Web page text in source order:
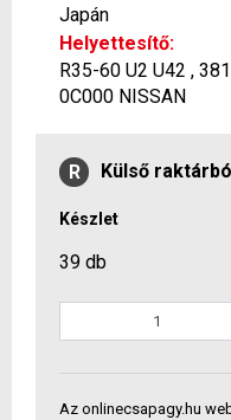
Japán
Helyettesítő:
R35-60 U2 U42 ,
0C000 NISSAN
R Külső
Készlet
39 db
Az onlinecsapagy.hu